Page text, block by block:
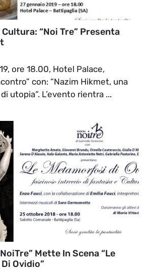
“Noi Tre” Presenta
ore 18.00, Hotel Palace,
con: “Nazim Hikmet, una
utopia“. L’evento rientra ...
Mette In Scena “Le
Ovidio”